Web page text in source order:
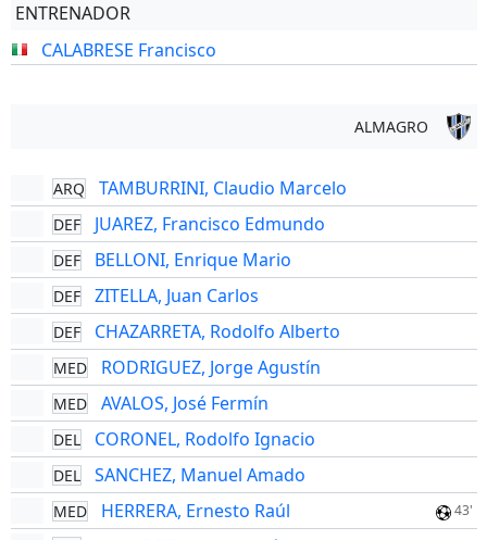
ENTRENADOR
CALABRESE Francisco
ALMAGRO
ARQ TAMBURRINI, Claudio Marcelo
DEF JUAREZ, Francisco Edmundo
DEF BELLONI, Enrique Mario
DEF ZITELLA, Juan Carlos
DEF CHAZARRETA, Rodolfo Alberto
MED RODRIGUEZ, Jorge Agustín
MED AVALOS, José Fermín
DEL CORONEL, Rodolfo Ignacio
DEL SANCHEZ, Manuel Amado
MED HERRERA, Ernesto Raúl 43'